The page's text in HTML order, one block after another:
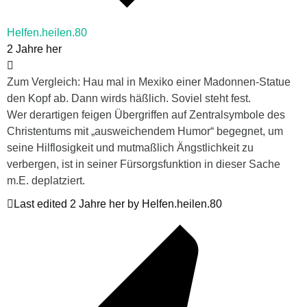
Helfen.heilen.80
2 Jahre her
Zum Vergleich: Hau mal in Mexiko einer Madonnen-Statue
den Kopf ab. Dann wirds häßlich. Soviel steht fest.
Wer derartigen feigen Übergriffen auf Zentralsymbole des
Christentums mit „ausweichendem Humor“ begegnet, um
seine Hilflosigkeit und mutmaßlich Ängstlichkeit zu
verbergen, ist in seiner Fürsorgsfunktion in dieser Sache
m.E. deplatziert.
Last edited 2 Jahre her by Helfen.heilen.80